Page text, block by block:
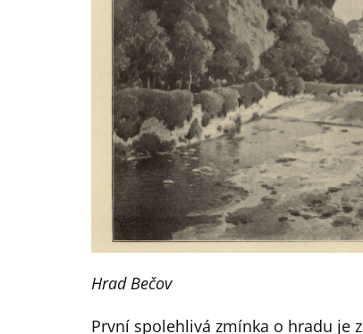
Hrad Bečov
První spolehlivá zmínka o hradu je